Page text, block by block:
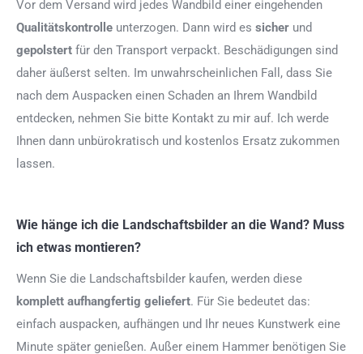
Vor dem Versand wird jedes Wandbild einer eingehenden
Qualitätskontrolle unterzogen. Dann wird es sicher und
gepolstert für den Transport verpackt. Beschädigungen sind
daher äußerst selten. Im unwahrscheinlichen Fall, dass Sie
nach dem Auspacken einen Schaden an Ihrem Wandbild
entdecken, nehmen Sie bitte Kontakt zu mir auf. Ich werde
Ihnen dann unbürokratisch und kostenlos Ersatz zukommen
lassen.
Wie hänge ich die Landschaftsbilder an die Wand? Muss
ich etwas montieren?
Wenn Sie die Landschaftsbilder kaufen, werden diese
komplett aufhangfertig geliefert. Für Sie bedeutet das:
einfach auspacken, aufhängen und Ihr neues Kunstwerk eine
Minute später genießen. Außer einem Hammer benötigen Sie